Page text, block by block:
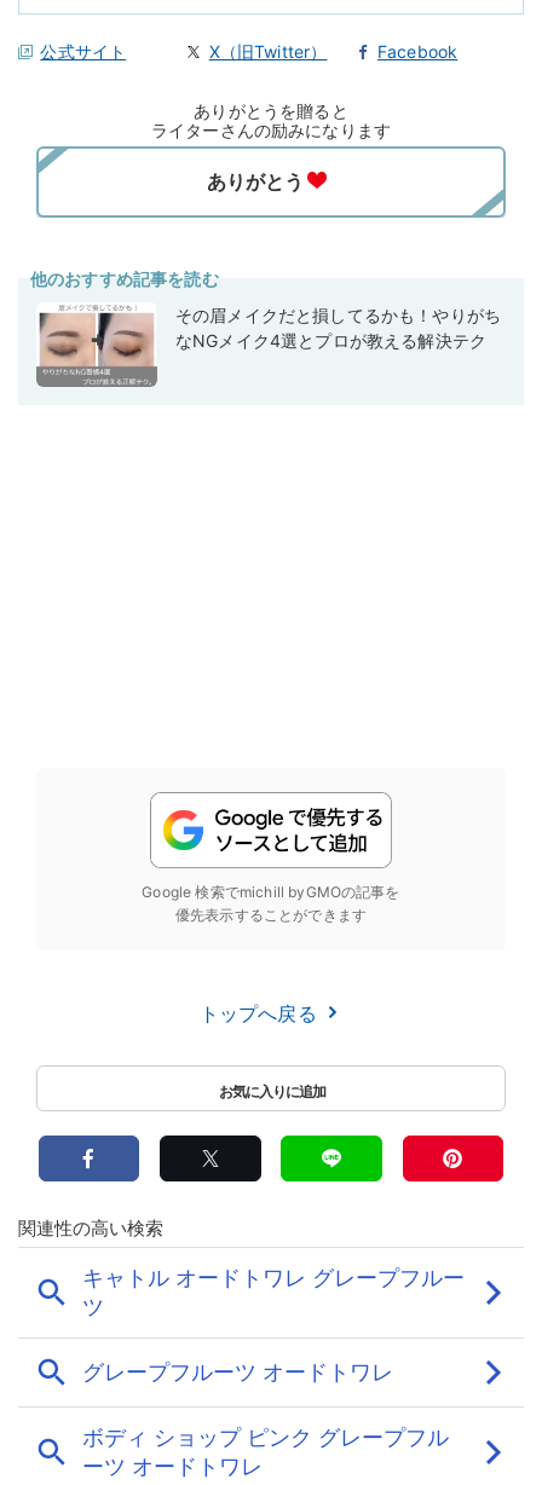
公式サイト X（旧Twitter） Facebook
ありがとうを贈ると
ライターさんの励みになります
他のおすすめ記事を読む
その眉メイクだと損してるかも！やりがち
なNGメイク4選とプロが教える解決テク
Google 検索でmichill byGMOの記事を
優先表示することができます
トップへ戻る